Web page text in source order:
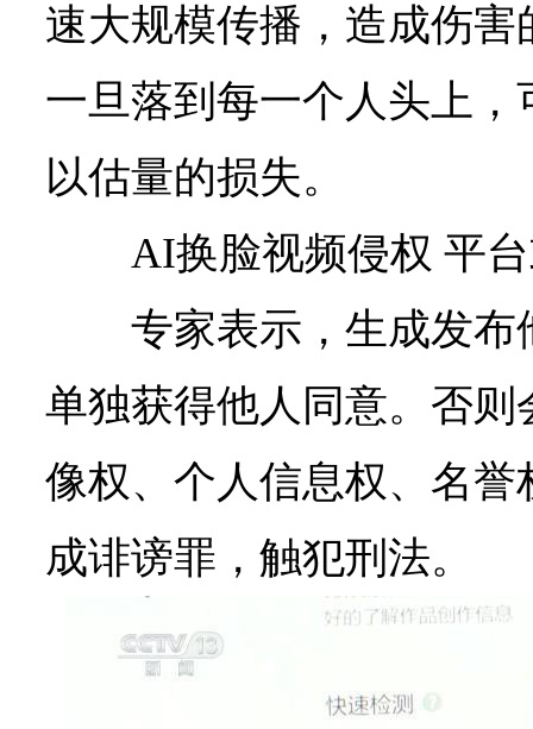
速大规模传播，造成伤
一旦落到每一个人头上
以估量的损失。
AI换脸视频侵权 平
专家表示，生成发
单独获得他人同意。否
像权、个人信息权、名
成诽谤罪，触犯刑法。